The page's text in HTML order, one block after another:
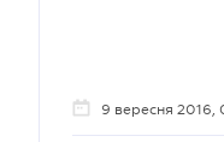
9 вересня 2016,